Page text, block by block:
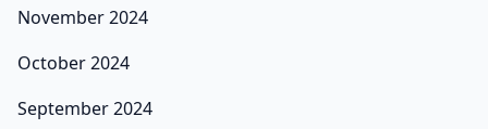
November 2024
October 2024
September 2024